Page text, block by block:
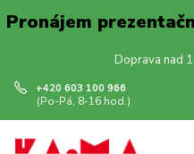
Pronájem
Doprava nad
+420 603 100 966
(Po-Pá, 8-16 hod.)